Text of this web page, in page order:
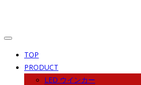
TOP
PRODUCT
LED ウインカー